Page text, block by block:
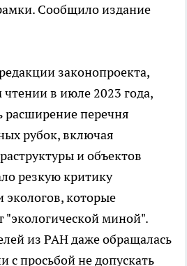
Сообщило издание
законопроекта,
в июле 2023 года,
расширение перечня
рубок, включая
и объектов
резкую критику
экологов, которые
"экологической миной".
из РАН даже обращалась
с просьбой не допускать